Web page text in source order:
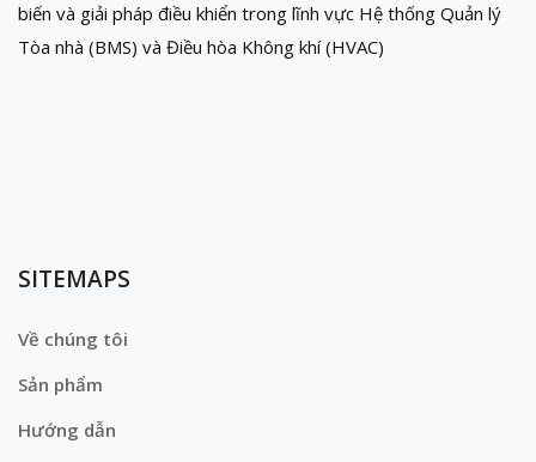
biến và giải pháp điều khiển trong lĩnh vực Hệ thống Quản lý
Tòa nhà (BMS) và Điều hòa Không khí (HVAC)
SITEMAPS
Về chúng tôi
Sản phẩm
Hướng dẫn